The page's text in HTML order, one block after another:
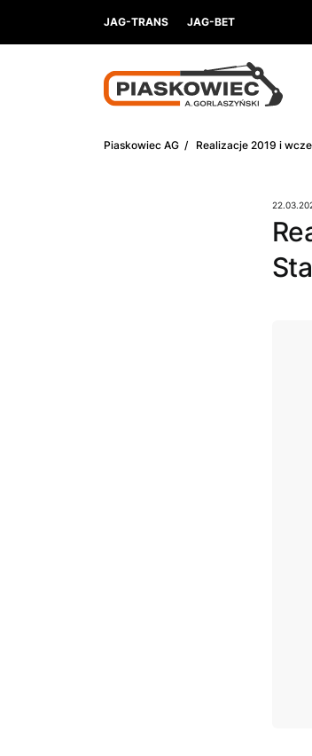
JAG-TRANS JAG-BET
Piaskowiec AG / Realizacje 2019 i